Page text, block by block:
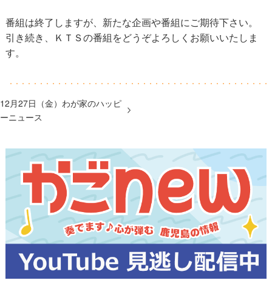
番組は終了しますが、新たな企画や番組にご期待下さい。
引き続き、ＫＴＳの番組をどうぞよろしくお願いいたしま
す。
12月27日（金）わが家のハッピ
ーニュース